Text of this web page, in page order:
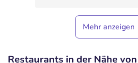
Mehr anzeigen
Restaurants in der Nähe